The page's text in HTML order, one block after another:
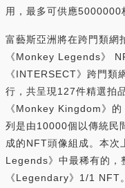
用，最多可供應5000000
富藝斯亞洲將在跨門類網
《Monkey Legends》
《INTERSECT》跨門類
行，共呈現127件精選拍
《Monkey Kingdom》
列是由10000個以傳統民
成的NFT頭像組成。本
Legends》中最稀有的，
《Legendary》1/1